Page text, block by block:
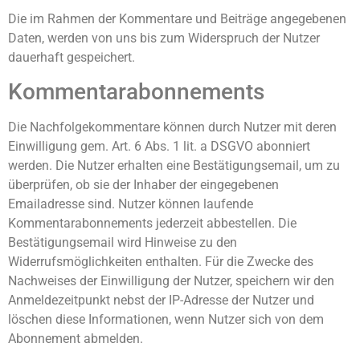
Die im Rahmen der Kommentare und Beiträge angegebenen
Daten, werden von uns bis zum Widerspruch der Nutzer
dauerhaft gespeichert.
Kommentarabonnements
Die Nachfolgekommentare können durch Nutzer mit deren
Einwilligung gem. Art. 6 Abs. 1 lit. a DSGVO abonniert
werden. Die Nutzer erhalten eine Bestätigungsemail, um zu
überprüfen, ob sie der Inhaber der eingegebenen
Emailadresse sind. Nutzer können laufende
Kommentarabonnements jederzeit abbestellen. Die
Bestätigungsemail wird Hinweise zu den
Widerrufsmöglichkeiten enthalten. Für die Zwecke des
Nachweises der Einwilligung der Nutzer, speichern wir den
Anmeldezeitpunkt nebst der IP-Adresse der Nutzer und
löschen diese Informationen, wenn Nutzer sich von dem
Abonnement abmelden.